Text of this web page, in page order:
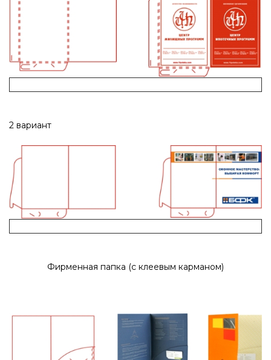
2 вариант
Фирменная папка (с клеевым карманом)